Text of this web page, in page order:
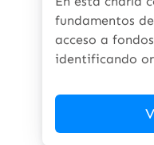
fundamentos
acceso a
identificando